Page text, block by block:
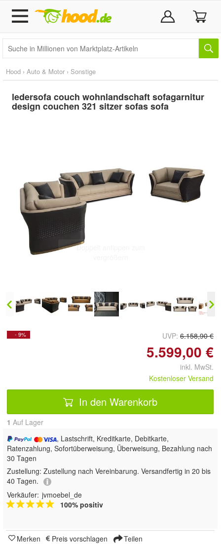
Hood › Auto & Motor › Sonstige
ledersofa couch wohnlandschaft sofagarnitur
design couchen 321 sitzer sofas sofa
Doppelt antippen zum
- 9% UVP: 6.158,90 €
5.599,00 €
inkl. MwSt.
Kostenloser Versand
In den Warenkorb
1 Auf Lager
, Lastschrift, Kreditkarte, Debitkarte,
Ratenzahlung, Sofortüberweisung, Überweisung, Bezahlung nach
30 Tagen
Zustellung: Zustellung nach Vereinbarung. Versandfertig in 20 bis
40 Tagen.
Verkäufer: jvmoebel_de
100% positiv
Merken Preis vorschlagen Teilen